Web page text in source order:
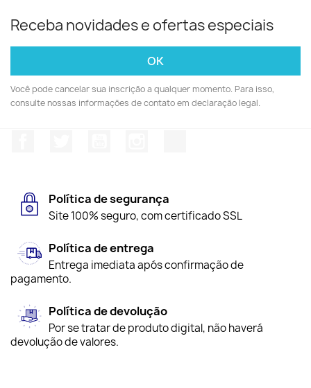
Receba novidades e ofertas especiais
Você pode cancelar sua inscrição a qualquer momento. Para isso,
consulte nossas informações de contato em declaração legal.
Política de segurança
Site 100% seguro, com certificado SSL
Política de entrega
Entrega imediata após confirmação de
pagamento.
Política de devolução
Por se tratar de produto digital, não haverá
devolução de valores.